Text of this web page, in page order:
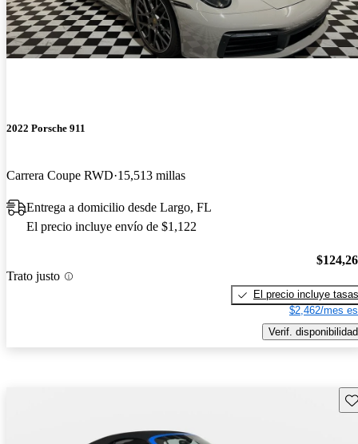
2022 Porsche 911
Carrera Coupe RWD 15,513 millas
Entrega a domicilio desde Largo, FL
El precio incluye envío de $1,122
Trato justo
El precio incluye tasas
$2,462/mes
Verif. disponibilidad